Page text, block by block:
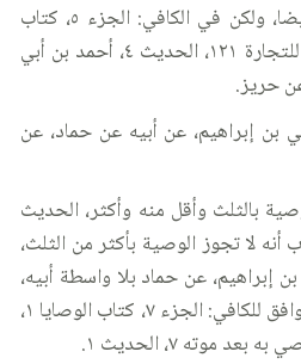
كذا في الطبعة القديمة أيضا، ولكن في الكافي: الجزء ٥، كتاب
المعيشة ٢، باب ركوب البحر للتجارة ١٢١، الحديث ٤، أحمد بن أبي
حريز.
بن إبراهيم، عن أبيه عن حماد، عن
٩، باب الوصية بالثلث وأقل منه وأكثر، الحديث
الجزء ٤، باب أنه لا تجوز الوصية بأكثر من الثلث،
علي بن إبراهيم، عن حماد بلا واسطة أبيه،
والصحيح ما في التهذيب الموافق للكافي: الجزء ٧، كتاب الوصايا ١،
موته ٧، الحديث ١.